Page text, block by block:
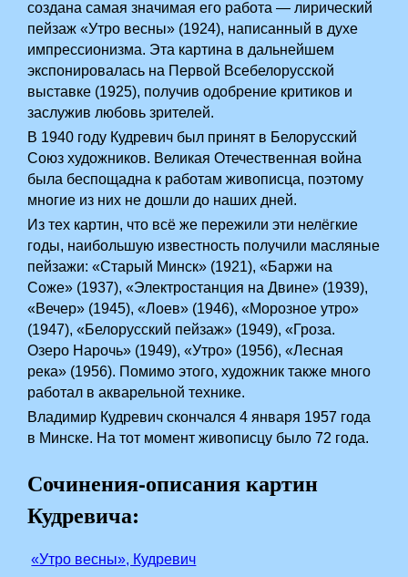
создана самая значимая его работа — лирический
пейзаж «Утро весны» (1924), написанный в духе
импрессионизма. Эта картина в дальнейшем
экспонировалась на Первой Всебелорусской
выставке (1925), получив одобрение критиков и
заслужив любовь зрителей.
В 1940 году Кудревич был принят в Белорусский
Союз художников. Великая Отечественная война
была беспощадна к работам живописца, поэтому
многие из них не дошли до наших дней.
Из тех картин, что всё же пережили эти нелёгкие
годы, наибольшую известность получили масляные
пейзажи: «Старый Минск» (1921), «Баржи на
Соже» (1937), «Электростанция на Двине» (1939),
«Вечер» (1945), «Лоев» (1946), «Морозное утро»
(1947), «Белорусский пейзаж» (1949), «Гроза.
Озеро Нарочь» (1949), «Утро» (1956), «Лесная
река» (1956). Помимо этого, художник также много
работал в акварельной технике.
Владимир Кудревич скончался 4 января 1957 года
в Минске. На тот момент живописцу было 72 года.
Сочинения-описания картин
Кудревича:
­«Утро весны», Кудревич